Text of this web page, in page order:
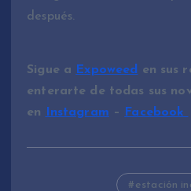
después.
Sigue a Expoweed
en sus
enterarte de todas sus
en
Instagram – Facebook
estación